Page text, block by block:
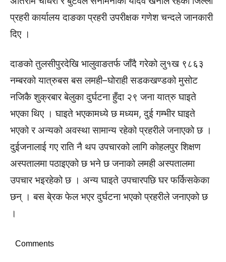
प्रहरी कार्यालय दाङका प्रहरी उपरीक्षक गणेश चन्दले जानकारी
दिए ।
दाङको तुलसीपुरदेखि भालुवाङतर्फ जाँदै गरेको लु१ख ९८६३
नम्बरको यात्रुबस बस लमही–घोराही सडकखण्डको मुसोट
नजिकै शुक्रबार बेलुका दुर्घटना हुँदा २९ जना यात्रु घाइते
भएका थिए । घाइते भएकामध्ये छ मध्यम, दुई गम्भीर घाइते
भएको र अन्यको अवस्था सामान्य रहेको प्रहरीले जनाएको छ ।
दुईजनालाई गए राति नै थप उपचारको लागि कोहलपुर शिक्षण
अस्पतालमा पठाइएको छ भने छ जनाको लमही अस्पतालमा
उपचार भइरहेको छ । अन्य घाइते उपचारपछि घर फर्किसकेका
छन् । बस बे्रक फेल भएर दुर्घटना भएको प्रहरीले जनाएको छ
।
Comments